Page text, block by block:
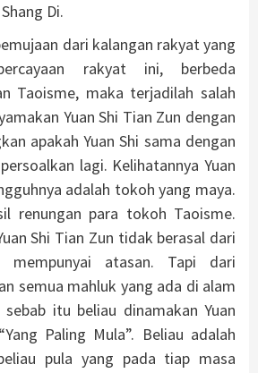
Di.
dari kalangan rakyat yang
rakyat ini, berbeda
Taoisme, maka terjadilah salah
Yuan Shi Tian Zun dengan
apakah Yuan Shi sama dengan
lagi. Kelihatannya Yuan
adalah tokoh yang maya.
renungan para tokoh Taoisme.
Shi Tian Zun tidak berasal dari
atasan. Tapi dari
semua mahluk yang ada di alam
itu beliau dinamakan Yuan
Paling Mula”. Beliau adalah
pula yang pada tiap masa